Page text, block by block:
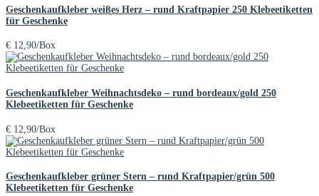
Geschenkaufkleber weißes Herz – rund Kraftpapier 250 Klebeetiketten
für Geschenke
€ 12,90/Box
Geschenkaufkleber Weihnachtsdeko – rund bordeaux/gold 250
Klebeetiketten für Geschenke
€ 12,90/Box
Geschenkaufkleber grüner Stern – rund Kraftpapier/grün 500
Klebeetiketten für Geschenke